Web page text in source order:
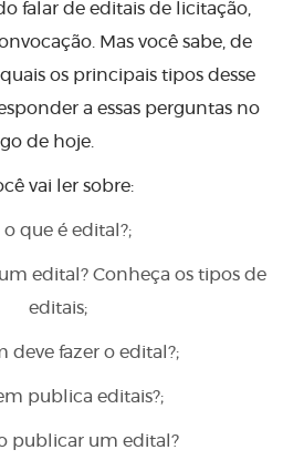
falar de editais de licitação,
Mas você sabe, de
os principais tipos desse
a essas perguntas no
de hoje.
vai ler sobre:
o que é edital?;
edital? Conheça os tipos de
editais;
deve fazer o edital?;
publica editais?;
publicar um edital?